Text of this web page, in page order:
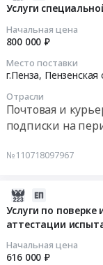
Услуги
Начальная цена
800 000 ₽
Место поставки
г.Пенза, Пензенская
Отрасли
Почтовая и
подписки на
№110718097967
Услуги по поверке
аттестации
Начальная цена
616 000 ₽